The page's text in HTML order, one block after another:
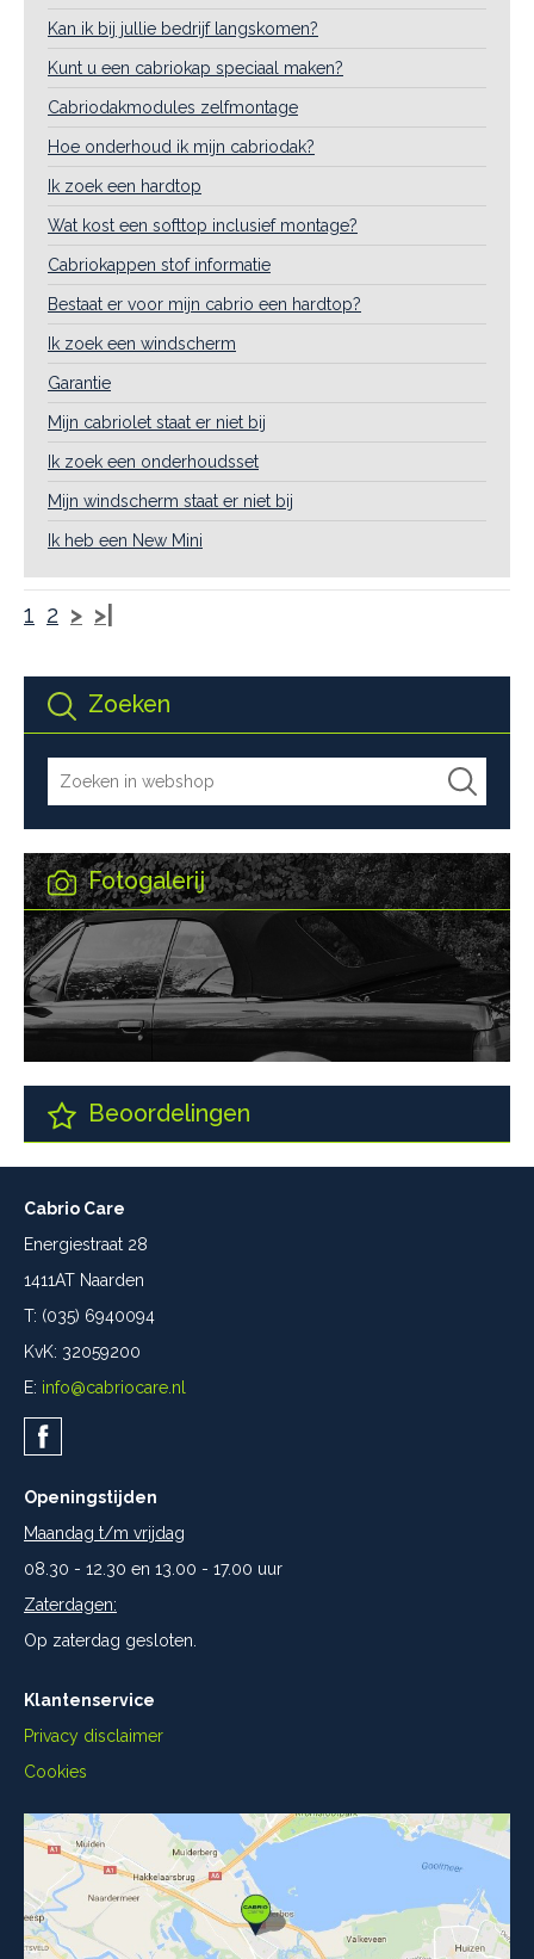
Zoeken
Fotogalerij
Beoordelingen
Kan ik bij jullie bedrijf langskomen?
Kunt u een cabriokap speciaal maken?
Cabriodakmodules zelfmontage
Hoe onderhoud ik mijn cabriodak?
Ik zoek een hardtop
Wat kost een softtop inclusief montage?
Cabriokappen stof informatie
Bestaat er voor mijn cabrio een hardtop?
Ik zoek een windscherm
Garantie
Mijn cabriolet staat er niet bij
Ik zoek een onderhoudsset
Mijn windscherm staat er niet bij
Ik heb een New Mini
1 2 > >|
Cabrio Care
Energiestraat 28
1411AT Naarden
T: (035) 6940094
KvK: 32059200
E: info@cabriocare.nl
Openingstijden
Maandag t/m vrijdag
08.30 - 12.30 en 13.00 - 17.00 uur
Zaterdagen:
Op zaterdag gesloten.
Klantenservice
Privacy disclaimer
Cookies